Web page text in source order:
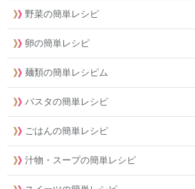
野菜の簡単レシピ
卵の簡単レシピ
麺類の簡単レシピム
パスタの簡単レシピ
ごはんの簡単レシピ
汁物・スープの簡単レシピ